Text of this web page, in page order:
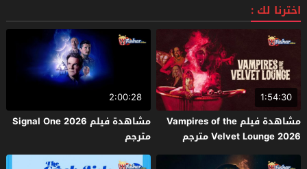
اخترنا لك :
1:54:30
مشاهدة فيلم Vampires of the
Velvet Lounge 2026 مترجم
2:00:28
مشاهدة فيلم Signal One 2026
مترجم